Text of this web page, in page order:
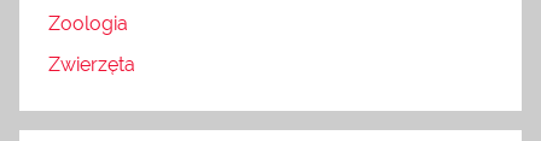
Zoologia
Zwierzęta